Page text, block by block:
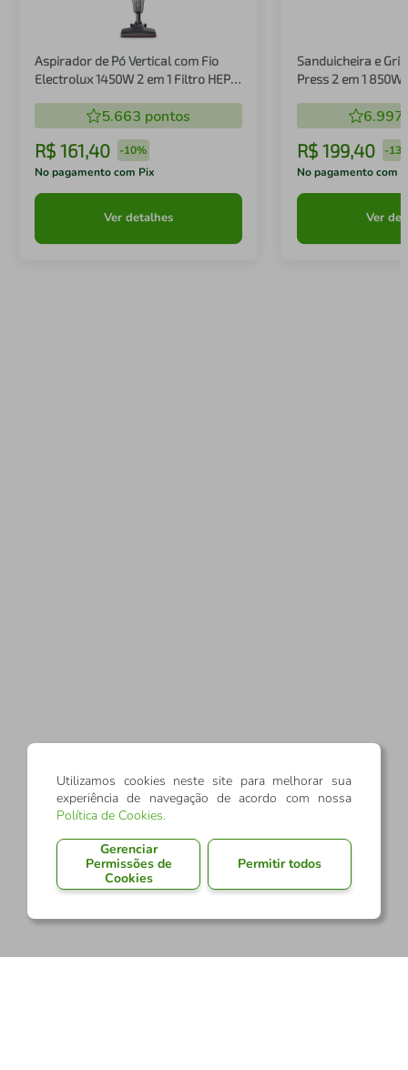
Aspirador de Pó Vertical com Fio
Electrolux 1450W 2 em 1 Filtro HEPA
5.663 pontos
R$ 161,40 -10%
No pagamento com Pix
Ver detalhes
Sanduicheira e
Press 2 em 1 850W
6.997
R$ 199,40 -
No pagamento com
Ver
Utilizamos cookies neste site para melhorar sua
experiência de navegação de acordo com nossa
Política de Cookies.
Gerenciar
Permissões de
Cookies
Permitir todos